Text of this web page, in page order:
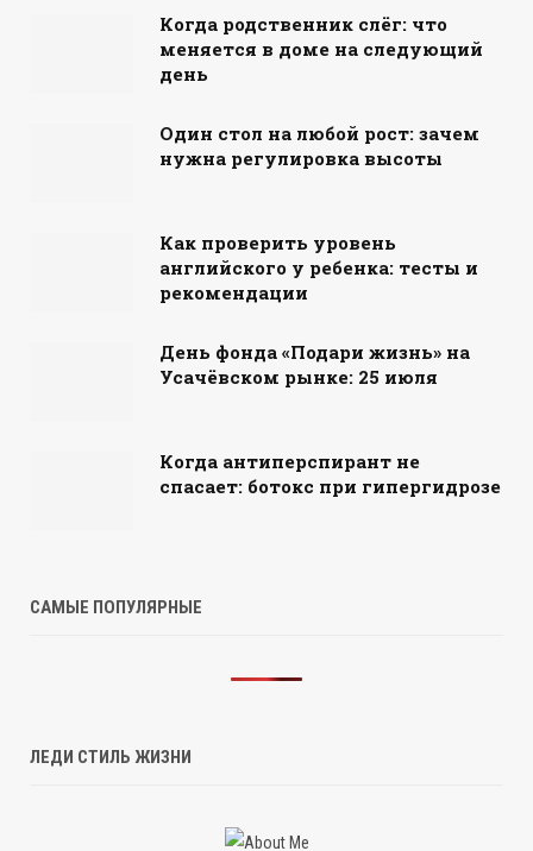
Когда родственник слёг: что
меняется в доме на следующий
день
Один стол на любой рост: зачем
нужна регулировка высоты
Как проверить уровень
английского у ребенка: тесты и
рекомендации
День фонда «Подари жизнь» на
Усачёвском рынке: 25 июля
Когда антиперспирант не
спасает: ботокс при гипергидрозе
САМЫЕ ПОПУЛЯРНЫЕ
ЛЕДИ СТИЛЬ ЖИЗНИ